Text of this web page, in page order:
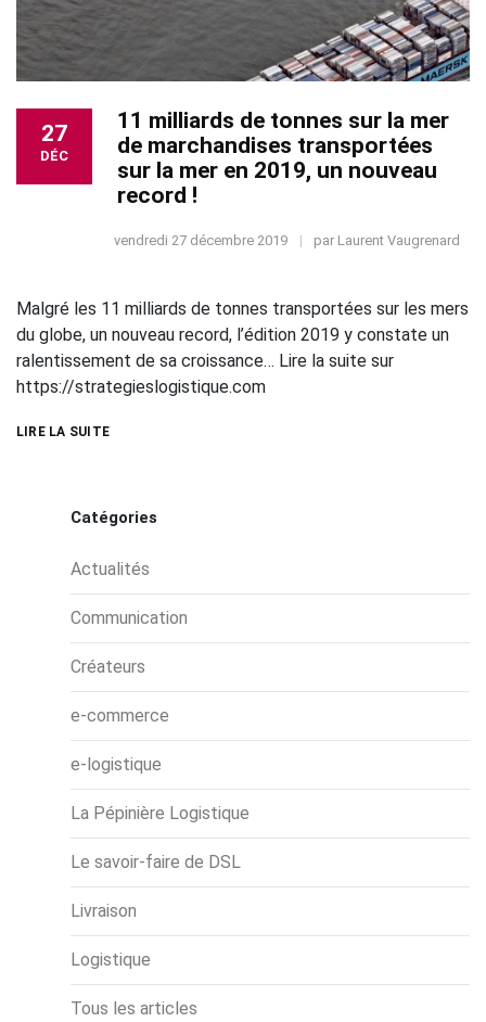
27
DÉC
11 milliards de tonnes sur la mer
de marchandises transportées
sur la mer en 2019, un nouveau
record !
vendredi 27 décembre 2019 par Laurent Vaugrenard
Malgré les 11 milliards de tonnes transportées sur les mers
du globe, un nouveau record, l’édition 2019 y constate un
ralentissement de sa croissance… Lire la suite sur
https://strategieslogistique.com
LIRE LA SUITE
Catégories
Actualités
Communication
Créateurs
e-commerce
e-logistique
La Pépinière Logistique
Le savoir-faire de DSL
Livraison
Logistique
Tous les articles